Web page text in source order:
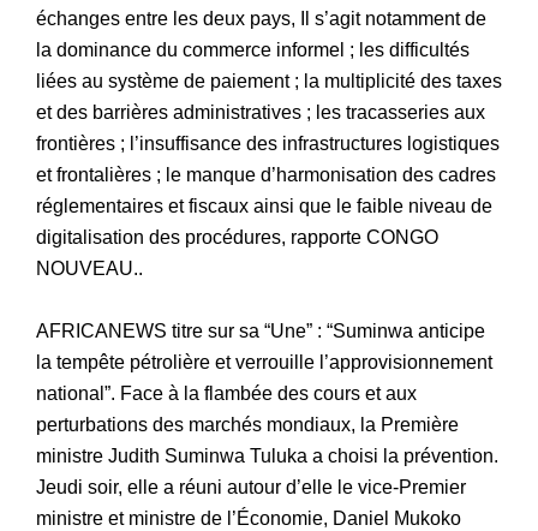
échanges entre les deux pays, Il s’agit notamment de
la dominance du commerce informel ; les difficultés
liées au système de paiement ; la multiplicité des taxes
et des barrières administratives ; les tracasseries aux
frontières ; l’insuffisance des infrastructures logistiques
et frontalières ; le manque d’harmonisation des cadres
réglementaires et fiscaux ainsi que le faible niveau de
digitalisation des procédures, rapporte CONGO
NOUVEAU..
AFRICANEWS titre sur sa “Une” : “Suminwa anticipe
la tempête pétrolière et verrouille l’approvisionnement
national”. Face à la flambée des cours et aux
perturbations des marchés mondiaux, la Première
ministre Judith Suminwa Tuluka a choisi la prévention.
Jeudi soir, elle a réuni autour d’elle le vice‑Premier
ministre et ministre de l’Économie, Daniel Mukoko